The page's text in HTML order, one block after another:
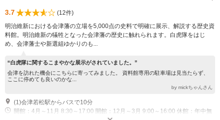
3.7
(12件)
明治維新における会津藩の立場を5,000点の史料で明確に展示、解説する歴史資
料館。明治維新の犠牲となった会津藩の歴史に触れられます。白虎隊をはじ
め、会津藩士や新選組ゆかりのも...
“白虎隊に関するこまやかな展示がされていました。”
会津を訪れた機会にこちらに寄ってみました。 資料館専用の駐車場は見当たらず、
ここに停めても良いのかな...
by mickちゃんさん
(1)会津若松駅からバスで10分
開館：4月～11月 8:30～17:00 開館：12月～3月 9:00～16:00 休館：年中無